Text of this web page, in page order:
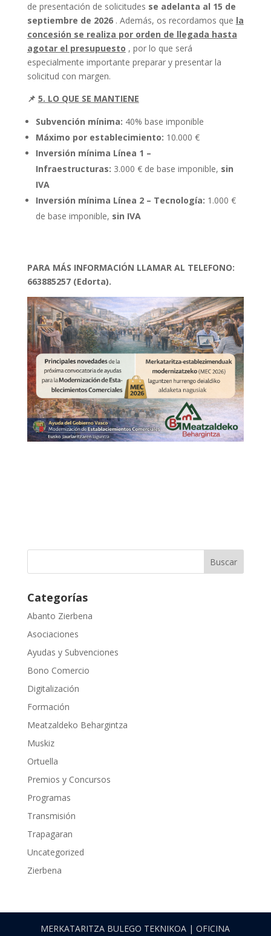
de presentación de solicitudes se adelanta al 15 de
septiembre de 2026. Además, os recordamos que la
concesión se realiza por orden de llegada hasta
agotar el presupuesto , por lo que será
especialmente importante preparar y presentar la
solicitud con margen.
📌 5. LO QUE SE MANTIENE
Subvención mínima: 40% base imponible
Máximo por establecimiento: 10.000 €
Inversión mínima Línea 1 –
Infraestructuras: 3.000 € de base imponible, sin
IVA
Inversión mínima Línea 2 – Tecnología: 1.000 €
de base imponible, sin IVA
PARA MÁS INFORMACIÓN LLAMAR AL TELEFONO:
663885257 (Edorta).
Categorías
Abanto Zierbena
Asociaciones
Ayudas y Subvenciones
Bono Comercio
Digitalización
Formación
Meatzaldeko Behargintza
Muskiz
Ortuella
Premios y Concursos
Programas
Transmisión
Trapagaran
Uncategorized
Zierbena
MERKATARITZA BULEGO TEKNIKOA | OFICINA